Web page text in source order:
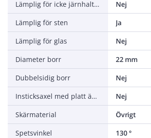
Lämplig för icke järnhaltiga metaller
Nej
Lämplig för sten
Ja
Lämplig för glas
Nej
Diameter borr
22 mm
Dubbelsidig borr
Nej
Insticksaxel med platt ände
Nej
Skärmaterial
Övrigt
Spetsvinkel
130 °